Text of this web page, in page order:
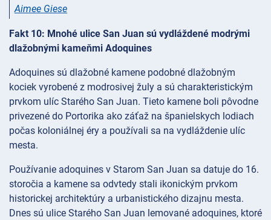
Aimee Giese
Fakt 10: Mnohé ulice San Juan sú vydláždené modrými
dlažobnými kameňmi Adoquines
Adoquines sú dlažobné kamene podobné dlažobným
kociek vyrobené z modrosivej žuly a sú charakteristickým
prvkom ulíc Starého San Juan. Tieto kamene boli pôvodne
privezené do Portorika ako záťaž na španielskych lodiach
počas koloniálnej éry a používali sa na vydláždenie ulíc
mesta.
Používanie adoquines v Starom San Juan sa datuje do 16.
storočia a kamene sa odvtedy stali ikonickým prvkom
historickej architektúry a urbanistického dizajnu mesta.
Dnes sú ulice Starého San Juan lemované adoquines, ktoré